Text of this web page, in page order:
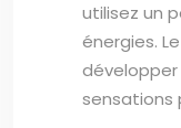
utilisez un
énergies.
sensations